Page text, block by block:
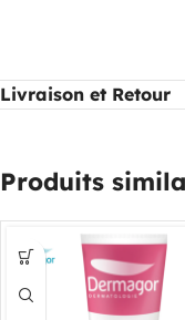
Livraison et Retour
Produits